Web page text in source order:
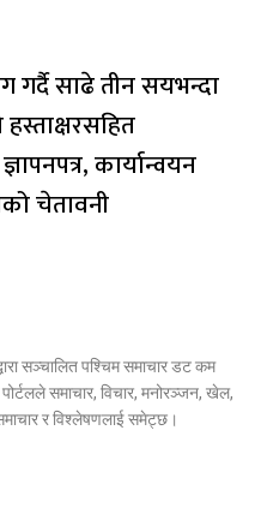
गर्दै साढे तीन सयभन्दा
कार्यान्वयन
चेतावनी
सञ्चालित पश्चिम समाचार डट कम
समाचार, विचार, मनोरञ्जन, खेल,
र विश्लेषणलाई समेट्छ।